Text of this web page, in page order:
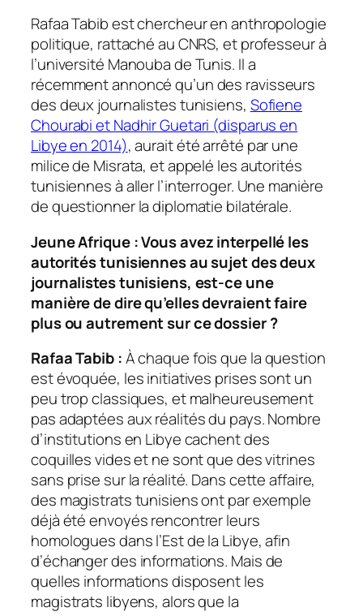
Rafaa Tabib est chercheur en anthropologie
politique, rattaché au CNRS, et professeur à
l’université Manouba de Tunis. Il a
récemment annoncé qu’un des ravisseurs
des deux journalistes tunisiens, Sofiene
Chourabi et Nadhir Guetari (disparus en
Libye en 2014), aurait été arrêté par une
milice de Misrata, et appelé les autorités
tunisiennes à aller l’interroger. Une manière
de questionner la diplomatie bilatérale.
Jeune Afrique : Vous avez interpellé les
autorités tunisiennes au sujet des deux
journalistes tunisiens, est-ce une
manière de dire qu’elles devraient faire
plus ou autrement sur ce dossier ?
Rafaa Tabib :À chaque fois que la question
est évoquée, les initiatives prises sont un
peu trop classiques, et malheureusement
pas adaptées aux réalités du pays. Nombre
d’institutions en Libye cachent des
coquilles vides et ne sont que des vitrines
sans prise sur la réalité. Dans cette affaire,
des magistrats tunisiens ont par exemple
déjà été envoyés rencontrer leurs
homologues dans l’Est de la Libye, afin
d’échanger des informations. Mais de
quelles informations disposent les
magistrats libyens, alors que la